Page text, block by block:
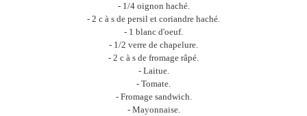
- 1/4 oignon haché.
- 2 c à s de persil et coriandre haché.
- 1 blanc d'oeuf.
- 1/2 verre de chapelure.
- 2 c à s de fromage râpé.
- Laitue.
- Tomate.
- Fromage sandwich.
- Mayonnaise.